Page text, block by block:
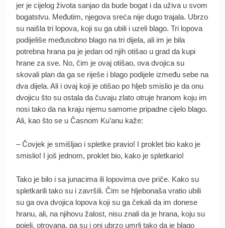
jer je cijelog života sanjao da bude bogat i da uživa u svom
bogatstvu. Međutim, njegova sreća nije dugo trajala. Ubrzo
su naišla tri lopova, koji su ga ubili i uzeli blago. Tri lopova
podijeliše međusobno blago na tri dijela, ali im je bila
potrebna hrana pa je jedan od njih otišao u grad da kupi
hrane za sve. No, čim je ovaj otišao, ova dvojica su
skovali plan da ga se riješe i blago podijele između sebe na
dva dijela. Ali i ovaj koji je otišao po hljeb smislio je da onu
dvojicu što su ostala da čuvaju zlato otruje hranom koju im
nosi tako da na kraju njemu samome pripadne cijelo blago.
Ali, kao što se u Časnom Ku’anu kaže:
– Čovjek je smišljao i spletke pravio! I proklet bio kako je
smislio! I još jednom, proklet bio, kako je spletkario!
Tako je bilo i sa junacima ili lopovima ove priče. Kako su
spletkarili tako su i završili. Čim se hljebonaša vratio ubili
su ga ova dvojica lopova koji su ga čekali da im donese
hranu, ali, na njihovu žalost, nisu znali da je hrana, koju su
pojeli, otrovana, pa su i oni ubrzo umrli tako da je blago